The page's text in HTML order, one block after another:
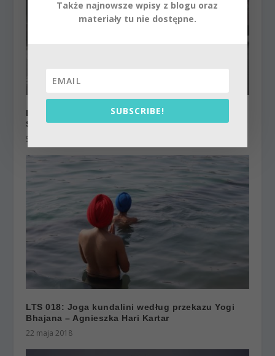
LTS 013: Duchowość Indii w Polsce rozmowa ze
Swamim Sridharem
5 grudnia 2017
LTS 018: Joga kundalini według przekazu Yogi
Bhajana – Agnieszka Hari Kartar
22 maja 2018
Także najnowsze wpisy z blogu oraz
materiały tu nie dostępne.
SUBSCRIBE!